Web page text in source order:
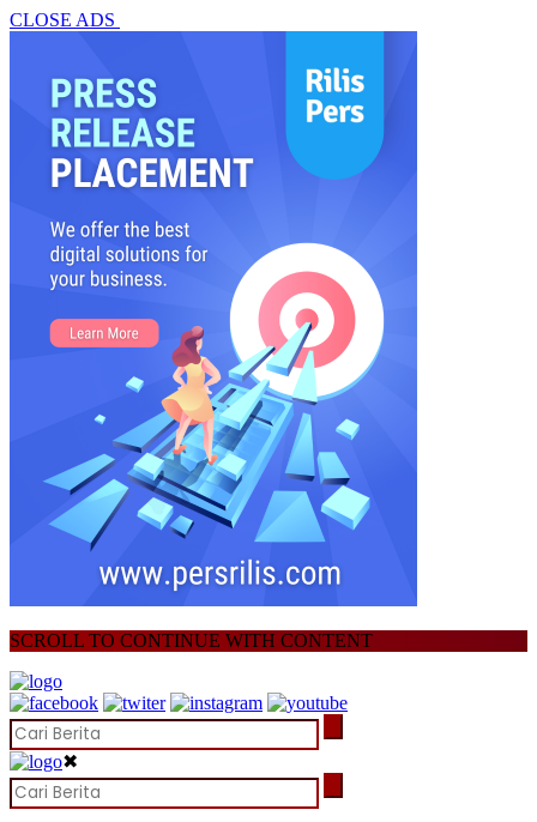
CLOSE ADS
SCROLL TO CONTINUE WITH CONTENT
✖